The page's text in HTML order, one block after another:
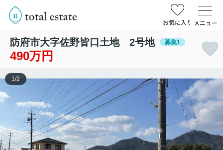
お気に入り メニュー
防府市大字佐野皆口土地 2号地 募集1
490万円
1 /2